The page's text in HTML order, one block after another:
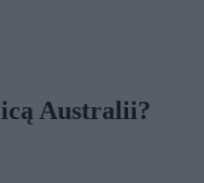
Australii?